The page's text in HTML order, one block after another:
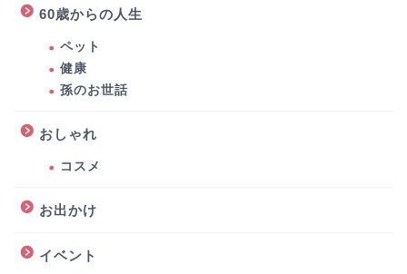
60歳からの人生
ペット
健康
孫のお世話
おしゃれ
コスメ
お出かけ
イベント